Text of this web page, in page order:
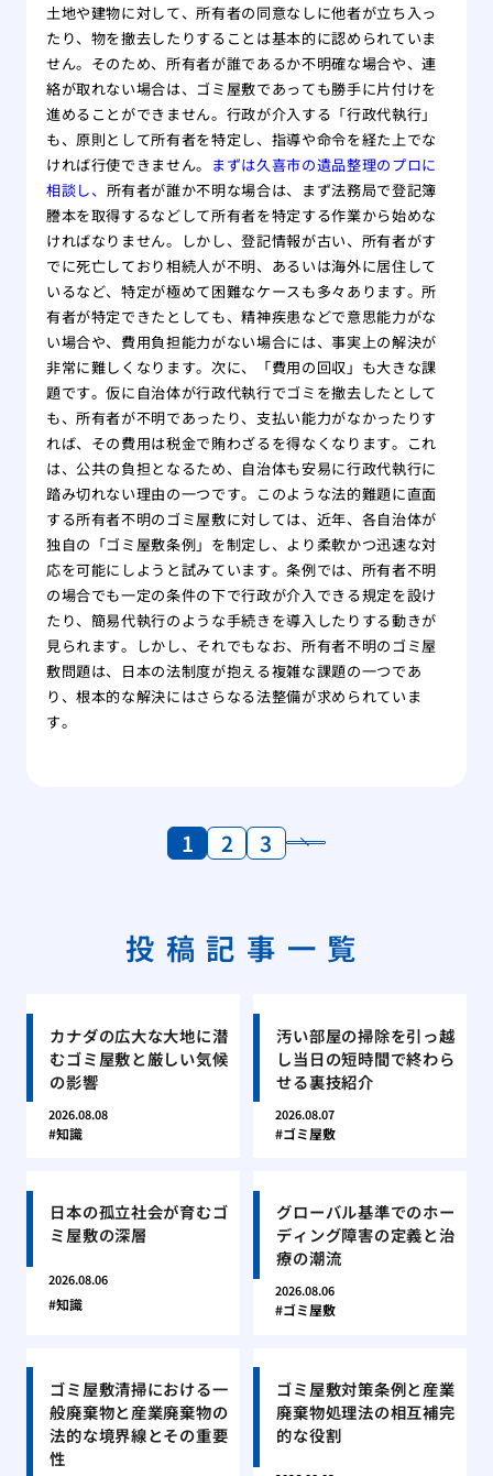
土地や建物に対して、所有者の同意なしに他者が立ち入っ
たり、物を撤去したりすることは基本的に認められていま
せん。そのため、所有者が誰であるか不明確な場合や、連
絡が取れない場合は、ゴミ屋敷であっても勝手に片付けを
進めることができません。行政が介入する「行政代執行」
も、原則として所有者を特定し、指導や命令を経た上でな
ければ行使できません。 まずは久喜市の遺品整理のプロに
相談し、 所有者が誰か不明な場合は、まず法務局で登記簿
謄本を取得するなどして所有者を特定する作業から始めな
ければなりません。しかし、登記情報が古い、所有者がす
でに死亡しており相続人が不明、あるいは海外に居住して
いるなど、特定が極めて困難なケースも多々あります。所
有者が特定できたとしても、精神疾患などで意思能力がな
い場合や、費用負担能力がない場合には、事実上の解決が
非常に難しくなります。次に、「費用の回収」も大きな課
題です。仮に自治体が行政代執行でゴミを撤去したとして
も、所有者が不明であったり、支払い能力がなかったりす
れば、その費用は税金で賄わざるを得なくなります。これ
は、公共の負担となるため、自治体も安易に行政代執行に
踏み切れない理由の一つです。このような法的難題に直面
する所有者不明のゴミ屋敷に対しては、近年、各自治体が
独自の「ゴミ屋敷条例」を制定し、より柔軟かつ迅速な対
応を可能にしようと試みています。条例では、所有者不明
の場合でも一定の条件の下で行政が介入できる規定を設け
たり、簡易代執行のような手続きを導入したりする動きが
見られます。しかし、それでもなお、所有者不明のゴミ屋
敷問題は、日本の法制度が抱える複雑な課題の一つであ
り、根本的な解決にはさらなる法整備が求められていま
す。
1 2 3
投稿記事一覧
カナダの広大な大地に潜
むゴミ屋敷と厳しい気候
の影響
2026.08.08
知識
汚い部屋の掃除を引っ越
し当日の短時間で終わら
せる裏技紹介
2026.08.07
ゴミ屋敷
日本の孤立社会が育むゴ
ミ屋敷の深層
2026.08.06
知識
グローバル基準でのホー
ディング障害の定義と治
療の潮流
2026.08.06
ゴミ屋敷
ゴミ屋敷清掃における一
般廃棄物と産業廃棄物の
法的な境界線とその重要
性
ゴミ屋敷対策条例と産業
廃棄物処理法の相互補完
的な役割